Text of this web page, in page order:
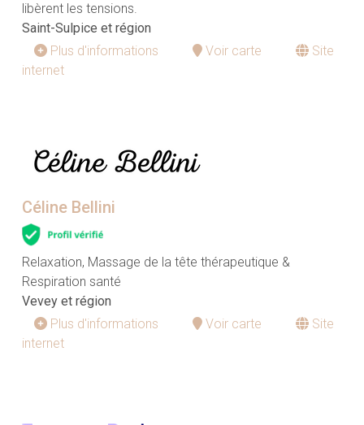
libèrent les tensions.
Saint-Sulpice et région
Plus d'informations
Voir carte
Site
internet
Céline Bellini
Relaxation, Massage de la tête thérapeutique &
Respiration santé
Vevey et région
Plus d'informations
Voir carte
Site
internet